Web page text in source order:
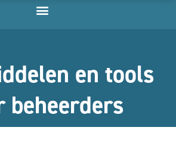
en tools
beheerders